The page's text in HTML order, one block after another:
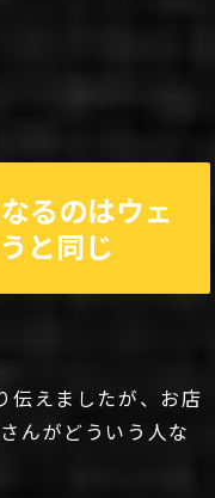
るのはウェ
と同じ
伝えましたが、お店
んがどういう人な